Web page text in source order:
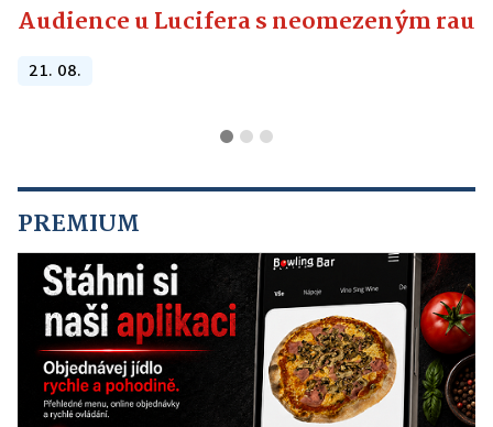
Audience u Lucifera s neomezeným
21. 08.
PREMIUM